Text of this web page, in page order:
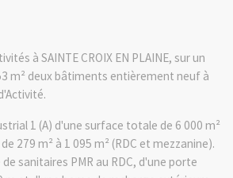
à SAINTE CROIX EN PLAINE, sur un
m² deux bâtiments entièrement neuf à
1 (A) d'une surface totale de 6 000 m²
279 m² à 1 095 m² (RDC et mezzanine).
sanitaires PMR au RDC, d'une porte